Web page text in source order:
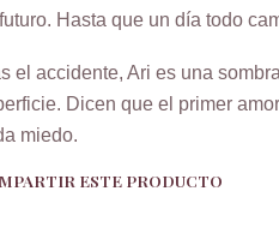
Hasta que un día todo
el accidente, Ari es una
Dicen que el primer
miedo.
ESTE PRODUCTO